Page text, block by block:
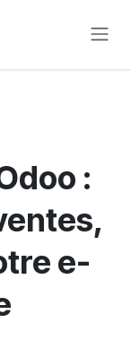
:
e-